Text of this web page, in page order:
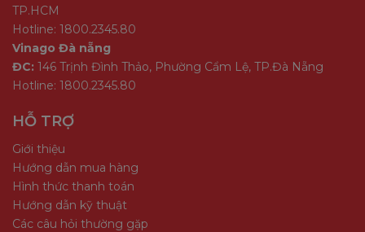
TP.HCM
Hotline: 1800.2345.80
Vinago Đà nẵng
ĐC: 146 Trịnh Đình Thảo, Phường Cẩm Lệ, TP.Đà Nẵng
Hotline: 1800.2345.80
HỖ TRỢ
Giới thiệu
Hướng dẫn mua hàng
Hình thức thanh toán
Hướng dẫn kỹ thuật
Các câu hỏi thường gặp